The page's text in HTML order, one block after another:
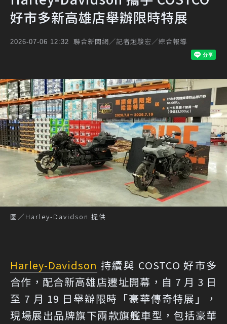
好市多新高雄店舉辦限時特展
2026-07-06 12:32 聯合新聞網／記者趙駿宏／綜合報導
圖／Harley-Davidson 提供
Harley-Davidson 持續與 COSTCO 好市多
合作，配合新高雄店遷址開幕，自 7 月 3 日
至 7 月 19 日舉辦限時「豪華傳奇特展」，
現場展出品牌旗下兩款旗艦車型，包括豪華